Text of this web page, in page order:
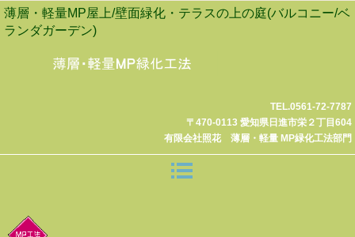
薄層・軽量MP屋上/壁面緑化・テラスの上の庭(バルコニー/ベ
ランダガーデン)
TEL.0561-72-7787
〒470-0113 愛知県日進市栄２丁目604
有限会社照花 薄層・軽量 MP緑化工法部門